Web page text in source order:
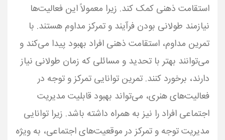
استقامت ذهنی کمک کند. زیرا معمولاً این فعالیت‌ها
نیازمند طولانی بودن فرآیند و تمرکز مداوم هستند. با
تمرین مداوم، استقامت ذهنی افراد بهبود پیدا می‌کند و
می‌توانند بهتر با تحدید و مسائلی که زمان طولانی نیاز
دارند، برخورد کنند. تمرین توانایی تمرکز و توجه در
فعالیت‌های هنری، می‌تواند بهبود قابلیت مدیریت
اجتماعی افراد را نیز به همراه داشته باشد. زیرا توانایی
مدیریت توجه و تمرکز در موقعیت‌های اجتماعی، به ویژه